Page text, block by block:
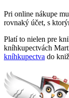
Pri online nákupe
rovnaký účet, s
Platí to nielen pre
kníhkupectvách
kníhkupectva do